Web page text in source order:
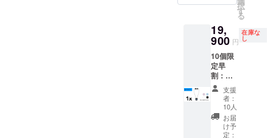
用説明
書 2冊
送料：
無料
（55.3
フ） カ
ラー：
ブラッ
ク、ホ
ワイ
ト、ピ
ンク、
ブルー
の4色か
ら選択
内容：
POLAR
択
す
る
19,
900 円
在庫な
し
10個限
定早
割：
60.1%
オフ！
POLAR
SEAL
GEMM
1個
支援
者：
10人
お届
け予
定：